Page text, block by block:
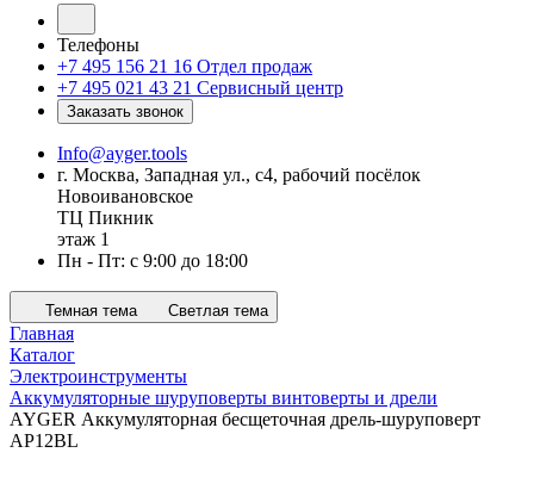
Телефоны
+7 495 156 21 16 Отдел продаж
+7 495 021 43 21 Cервисный центр
Заказать звонок
Info@ayger.tools
г. Москва, Западная ул., с4, рабочий посёлок
Новоивановское
ТЦ Пикник
этаж 1
Пн - Пт: с 9:00 до 18:00
Темная тема Светлая тема
Главная
Каталог
Электроинструменты
Аккумуляторные шуруповерты винтоверты и дрели
AYGER Аккумуляторная бесщеточная дрель-шуруповерт
AP12BL